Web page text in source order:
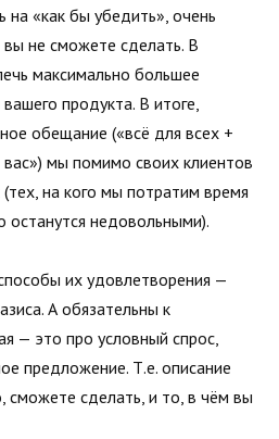
на «как бы убедить», очень
не сможете сделать. В
максимально большее
продукта. В итоге,
обещание («всё для всех +
мы помимо своих клиентов
на кого мы потратим время
останутся недовольными).
их удовлетворения —
А обязательны к
— это про условный спрос,
предложение. Т.е. описание
сможете сделать, и то, в чём вы